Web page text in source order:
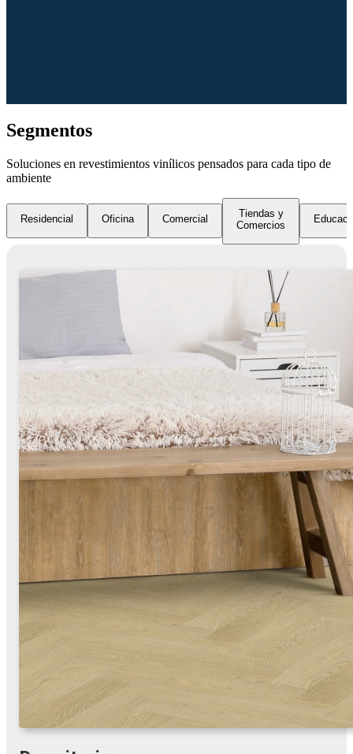
Segmentos
Soluciones en revestimientos vinílicos pensados para cada tipo de
ambiente
Residencial Oficina Comercial
Tiendas y
Comercios